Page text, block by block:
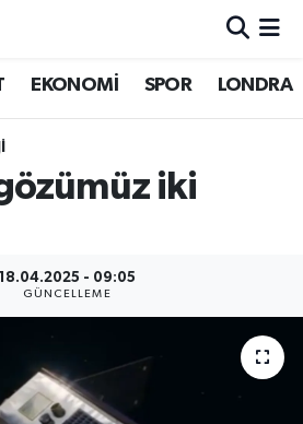
EKONOMİ SPOR LONDRA
iki
18.04.2025 - 09:05
GÜNCELLEME